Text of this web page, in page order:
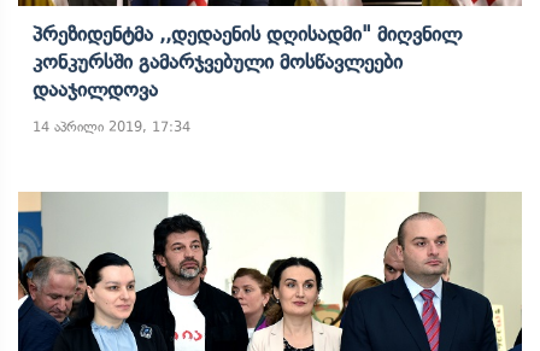
Პრეზიდენტმა ,,დედაენის Დღისადმი" Მიღვნილ
Კონკურსში Გამარჯვებული Მოსწავლეები
Დააჯილდოვა
14 აპრილი 2019, 17:34